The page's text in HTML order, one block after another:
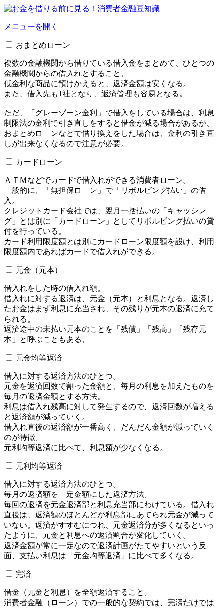
メニューを開く
おまとめローン
複数の金融機関から借りている借入金をまとめて、ひとつの
金融機関からの借入れとすること。
低金利な商品に預けかえると、返済金額は安くなる。
また、借入先も1社となり、返済管理も容易となる。
ただ、「グレーゾーン金利」で借入をしている場合は、利息
制限法の金利で引き直しをすると借金が減る場合があるが、
おまとめローンなどで借り換えをした場合は、金利の引き直
しが出来なくなるので注意が必要。
カードローン
ＡＴＭなどでカードで借入れができる消費者ローン。
一般的に、「無担保ローン」で「リボルビング払い」の借
入。
クレジットカード会社では、翌月一括払いの「キャッシン
グ」とは別に「カードローン」としてリボルビング払いの貸
付を行っている。
カード利用限度額とは別にカードローン限度額を設け、利用
限度額内であればカードで借入れができる。
元金（元本）
借入れをした時の借入れ額。
借入れに対する返済は、元金（元本）と利息となる。返済し
たお金はまず利息に充当され、その残りが元本の返済に充て
られる。
返済途中の未払い元本のことを「残債」「残高」「残存元
本」と呼ぶこともある。
元金均等返済
借入に対する返済方法のひとつ。
元金を返済回数で割った金額と、毎月の利息を加えたものを
毎月の返済金額とする方法。
利息は借入れ残高に対して発生するので、返済回数が増える
と返済額が減っていく。
借入れ直後の返済額が一番高く、だんだん金額が減っていく
のが特徴。
元利均等返済に比べて、利息額が少なくなる。
元利均等返済
借入に対する返済方法のひとつ。
毎月の返済額を一定金額にした返済方法。
毎回の返済を元金返済部と利息充当部にわけている。借入れ
直後は、返済額のほとんどが利息部にあてられ元金が減って
いない。返済がすすむにつれ、元金返済分が多くなるといっ
たように、元金と利息への返済割合が変化していく。
返済金額が常に一定なので返済計画がたてやすいという反
面、支払い利息は「元金均等返済」に比べて多くなる。
完済
借金（元金と利息）を全額返済すること。
消費者金融（ローン）での一般的な契約では、完済だけでは